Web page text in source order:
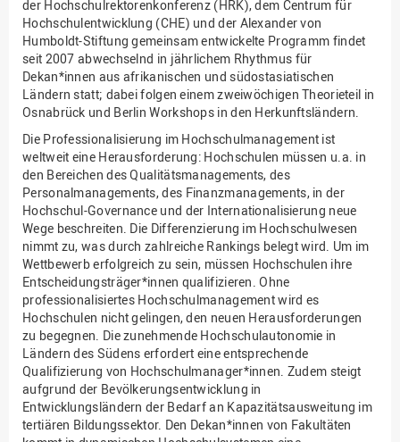
der Hochschulrektorenkonferenz (HRK), dem Centrum für
Hochschulentwicklung (CHE) und der Alexander von
Humboldt-Stiftung gemeinsam entwickelte Programm findet
seit 2007 abwechselnd in jährlichem Rhythmus für
Dekan*innen aus afrikanischen und südostasiatischen
Ländern statt; dabei folgen einem zweiwöchigen Theorieteil in
Osnabrück und Berlin Workshops in den Herkunftsländern.
Die Professionalisierung im Hochschulmanagement ist
weltweit eine Herausforderung: Hochschulen müssen u.a. in
den Bereichen des Qualitätsmanagements, des
Personalmanagements, des Finanzmanagements, in der
Hochschul-Governance und der Internationalisierung neue
Wege beschreiten. Die Differenzierung im Hochschulwesen
nimmt zu, was durch zahlreiche Rankings belegt wird. Um im
Wettbewerb erfolgreich zu sein, müssen Hochschulen ihre
Entscheidungsträger*innen qualifizieren. Ohne
professionalisiertes Hochschulmanagement wird es
Hochschulen nicht gelingen, den neuen Herausforderungen
zu begegnen. Die zunehmende Hochschulautonomie in
Ländern des Südens erfordert eine entsprechende
Qualifizierung von Hochschulmanager*innen. Zudem steigt
aufgrund der Bevölkerungsentwicklung in
Entwicklungsländern der Bedarf an Kapazitätsausweitung im
tertiären Bildungssektor. Den Dekan*innen von Fakultäten